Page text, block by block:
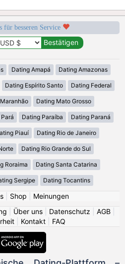
für besseren Service
Dating Amapá Dating Amazonas
Dating Espírito Santo Dating Federal
Dating Mato Grosso
Dating Paraíba Dating Paraná
Piauí Dating Rio de Janeiro
Dating Rio Grande do Sul
Roraima Dating Santa Catarina
Sergipe Dating Tocantins
| Shop
Meinungen
Über uns Datenschutz AGB
Kontakt FAQ